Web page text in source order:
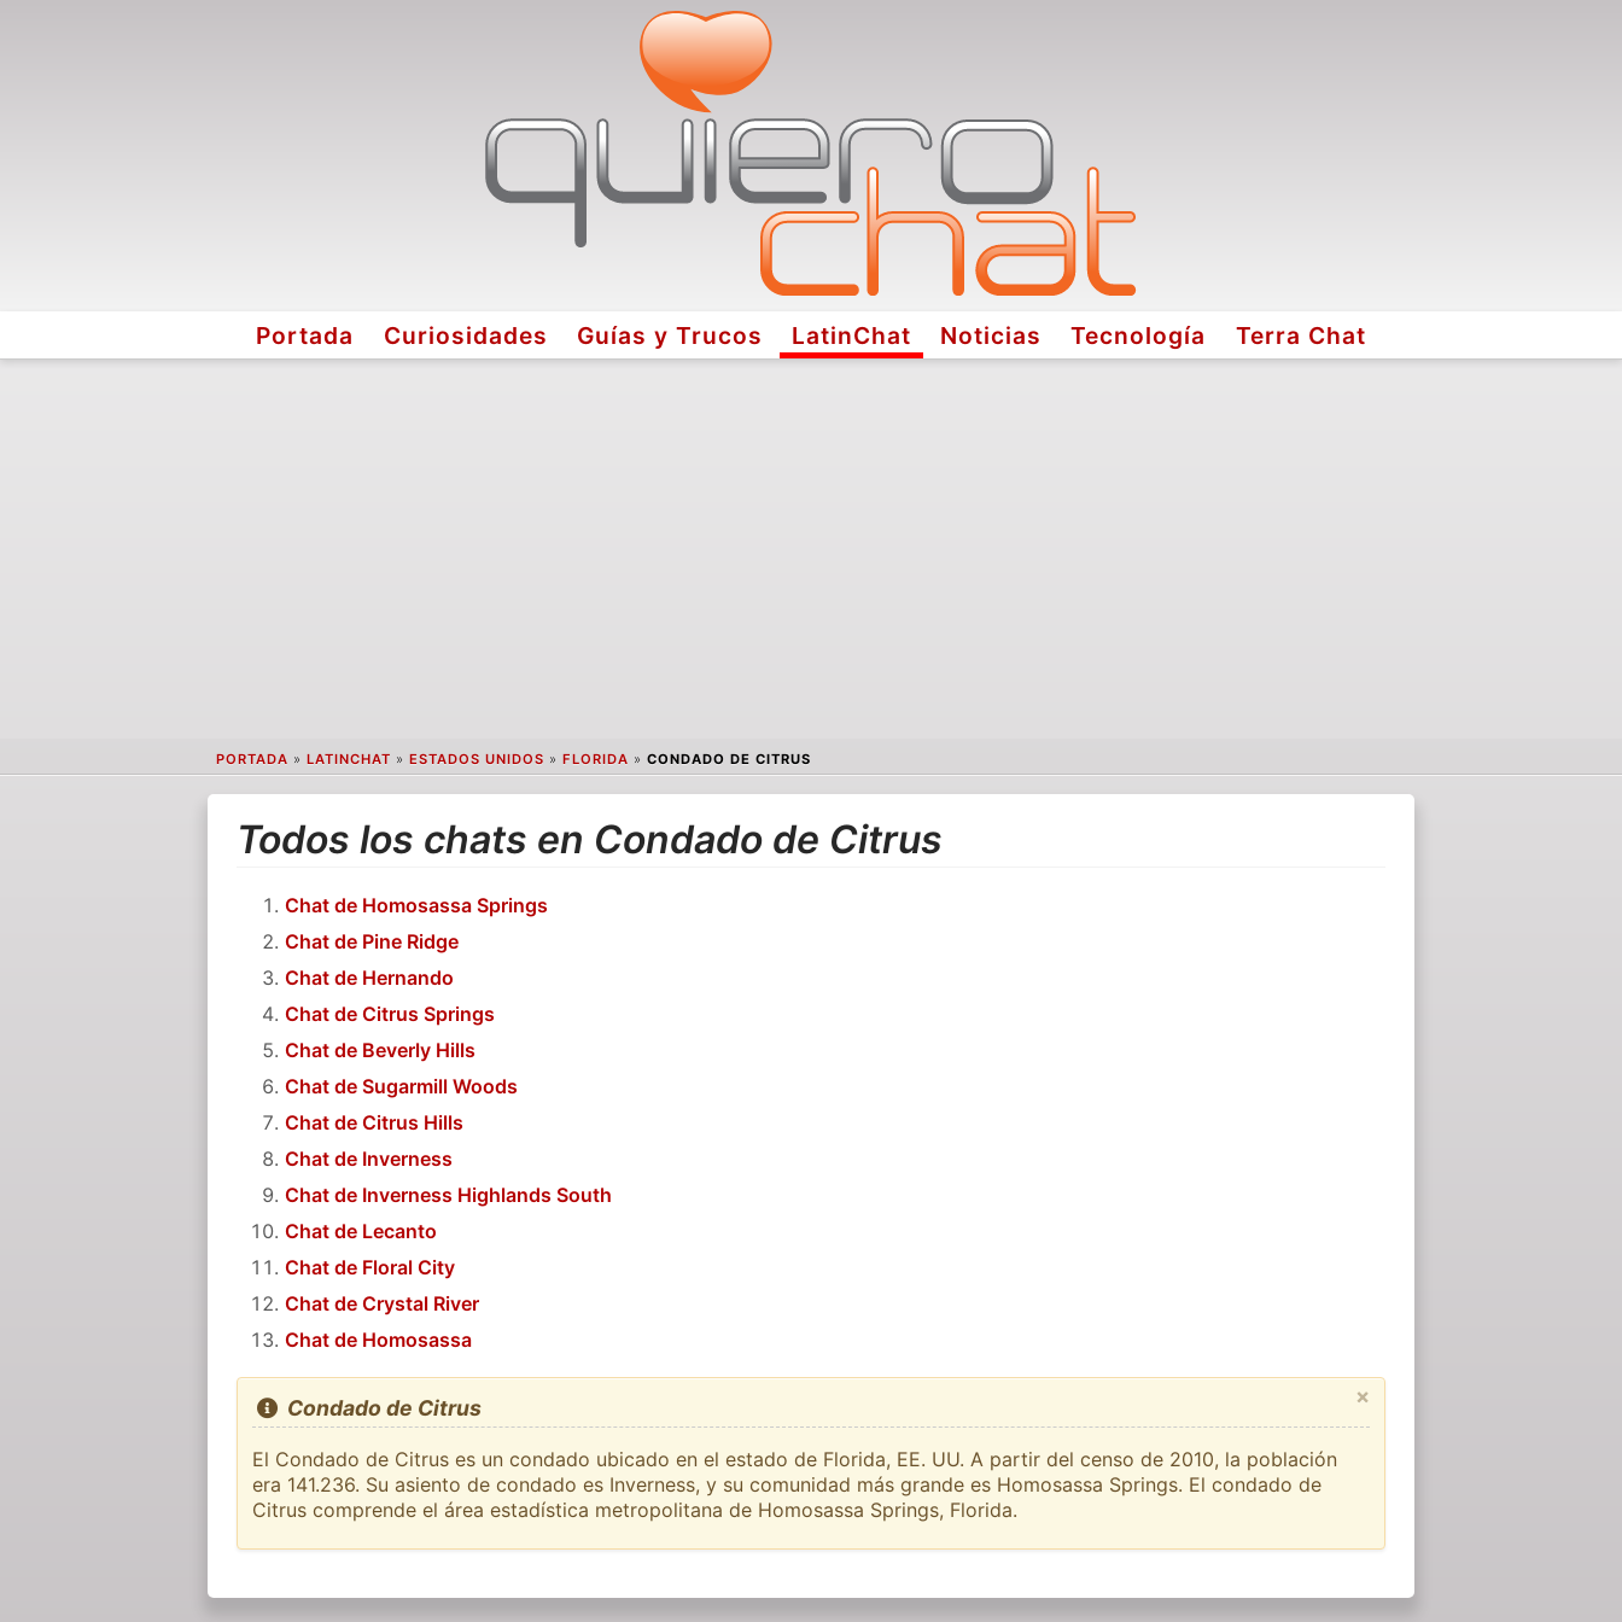
Portada Curiosidades Guías y Trucos LatinChat Noticias Tecnología Terra Chat
PORTADA » LATINCHAT » ESTADOS UNIDOS » FLORIDA » CONDADO DE CITRUS
Todos los chats en Condado de Citrus
Chat de Homosassa Springs
Chat de Pine Ridge
Chat de Hernando
Chat de Citrus Springs
Chat de Beverly Hills
Chat de Sugarmill Woods
Chat de Citrus Hills
Chat de Inverness
Chat de Inverness Highlands South
Chat de Lecanto
Chat de Floral City
Chat de Crystal River
Chat de Homosassa
×
Condado de Citrus
El Condado de Citrus es un condado ubicado en el estado de Florida, EE. UU. A partir del censo de 2010, la población
era 141.236. Su asiento de condado es Inverness, y su comunidad más grande es Homosassa Springs. El condado de
Citrus comprende el área estadística metropolitana de Homosassa Springs, Florida.